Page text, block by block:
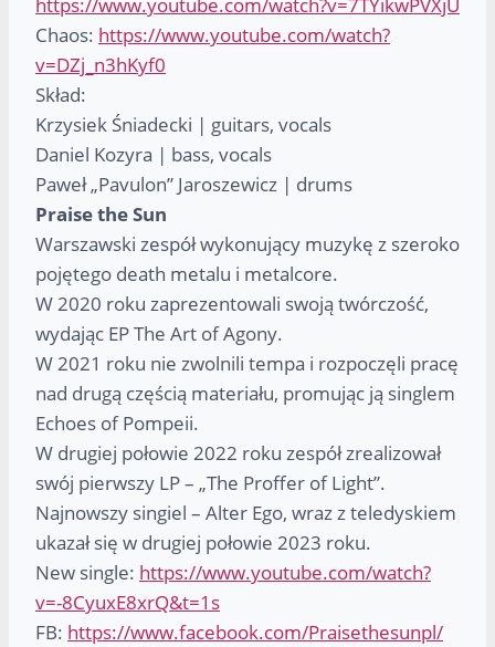
https://www.youtube.com/watch?v=7TYikwPVXjU
Chaos: https://www.youtube.com/watch?
v=DZj_n3hKyf0
Skład:
Krzysiek Śniadecki | guitars, vocals
Daniel Kozyra | bass, vocals
Paweł „Pavulon” Jaroszewicz | drums
Praise the Sun
Warszawski zespół wykonujący muzykę z szeroko
pojętego death metalu i metalcore.
W 2020 roku zaprezentowali swoją twórczość,
wydając EP The Art of Agony.
W 2021 roku nie zwolnili tempa i rozpoczęli pracę
nad drugą częścią materiału, promując ją singlem
Echoes of Pompeii.
W drugiej połowie 2022 roku zespół zrealizował
swój pierwszy LP – „The Proffer of Light”.
Najnowszy singiel – Alter Ego, wraz z teledyskiem
ukazał się w drugiej połowie 2023 roku.
New single: https://www.youtube.com/watch?
v=-8CyuxE8xrQ&t=1s
FB: https://www.facebook.com/Praisethesunpl/